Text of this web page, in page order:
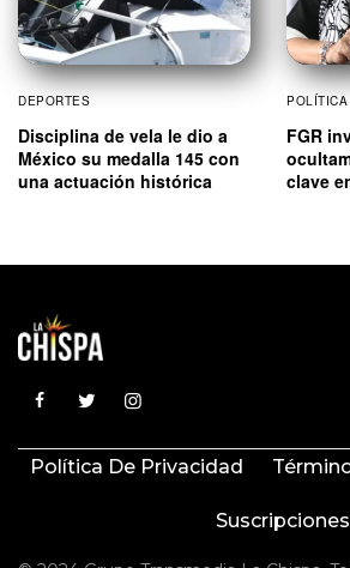
DEPORTES
Disciplina de vela le dio a
México su medalla 145 con
una actuación histórica
POLÍTICA
FGR
clave
Política De Privacidad
Suscripciones